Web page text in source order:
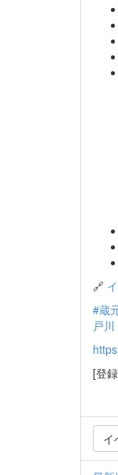
🔗
#蔵
戸川
[登
イ